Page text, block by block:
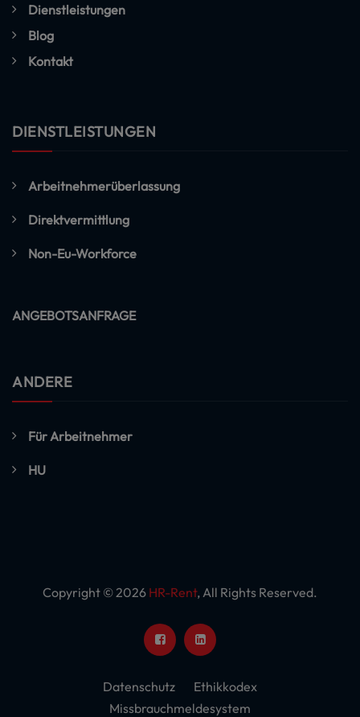
Dienstleistungen
Blog
Kontakt
DIENSTLEISTUNGEN
Arbeitnehmerüberlassung
Direktvermittlung
Non-Eu-Workforce
ANGEBOTSANFRAGE
ANDERE
Für Arbeitnehmer
HU
Copyright © 2026 HR-Rent, All Rights Reserved.
Datenschutz
Ethikkodex
Missbrauchmeldesystem